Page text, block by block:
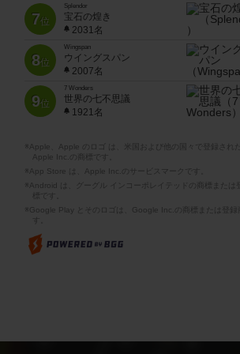
7位
Splendor
宝石の煌き
2031名
8位
Wingspan
ウイングスパン
2007名
9位
7 Wonders
世界の七不思議
1921名
※Apple、Apple のロゴ は、米国および他の国々で登録された
Apple Inc.の商標です。
※App Store は、Apple Inc.のサービスマークです。
※Android は、グーグル インコーポレイテッドの商標または
※Google Play とそのロゴは、Google Inc.の商標または登録